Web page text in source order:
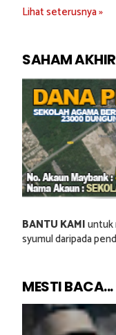
Lihat seterusnya »
SAHAM
BANTU KAMIuntuk
syumul daripada
MESTI BACA...